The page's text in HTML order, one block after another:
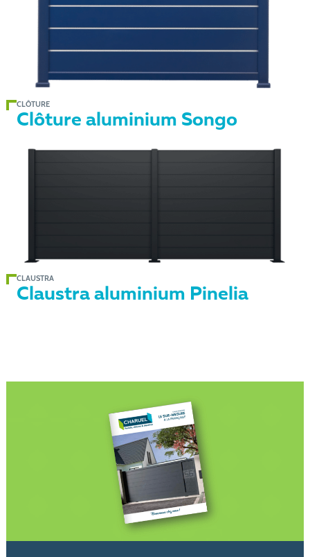
CLÔTURE
Clôture aluminium Songo
CLAUSTRA
Claustra aluminium Pinelia